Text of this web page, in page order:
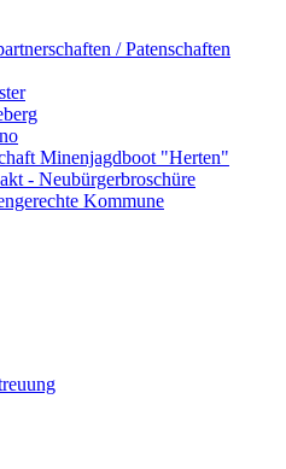
/ Patenschaften
Minenjagdboot "Herten"
- Neubürgerbroschüre
Kommune